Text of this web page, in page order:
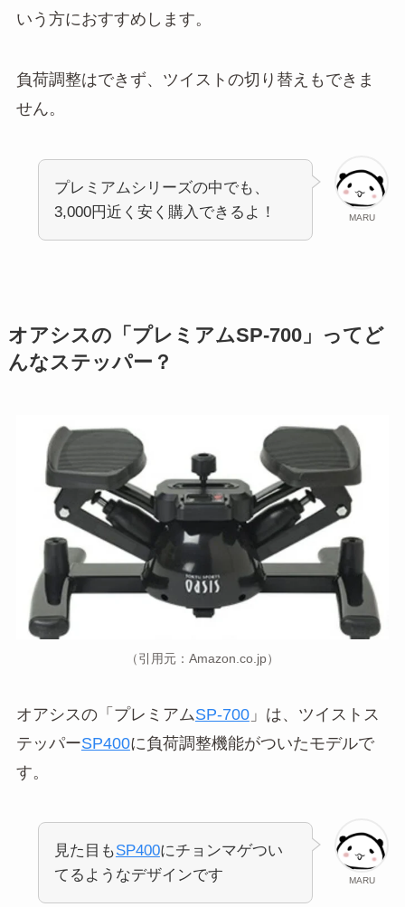
いう方におすすめします。
負荷調整はできず、ツイストの切り替えもできま
せん。
MARU
プレミアムシリーズの中でも、
3,000円近く安く購入できるよ！
オアシスの「プレミアムSP-700」ってど
んなステッパー？
（引用元：Amazon.co.jp）
オアシスの「プレミアムSP-700」は、ツイストス
テッパーSP400に負荷調整機能がついたモデルで
す。
MARU
見た目もSP400にチョンマゲつい
てるようなデザインです